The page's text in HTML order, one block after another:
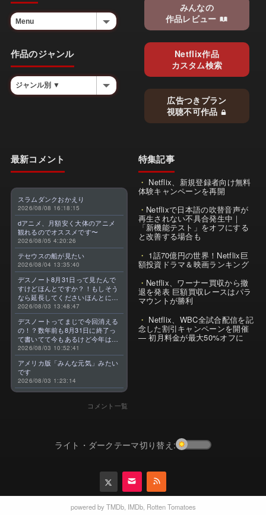
作品のジャンル
みんなの
作品レビュー
Netflix作品
カスタム検索
広告つきプラン
視聴不可作品
最新コメント
スラムダンクおかえり
2026/08/08 16:18:15
dアニメ、月額安く大体のアニメ
観れるのでオススメです〜
2026/08/05 4:20:26
テセウスの船が見たい
2026/08/04 13:35:40
デスノート8月31日って見たんで
すけどほんとですか？！もしそう
なら延長してくださいほんとに大
好きなんです😭
2026/08/03 13:48:47
デスノートってまじで今回消える
の！？数年前も8月31日に終了っ
て書いてて今もあるけど今年はま
じのやつ！？よくわからん！！で
きればなくならないでほしい！平
成アニメを振り返らせてくれっ
っ！！！！！！！
2026/08/03 10:52:41
アメリカ版「みんな元気」みたい
です
2026/08/03 1:23:14
コメント一覧
特集記事
Netflix、新規登録者向け無料
体験キャンペーンを再開
Netflixで日本語の吹替音声が
再生されない不具合発生中｜
「新機能テスト」をオフにする
と改善する場合も
1話70億円の世界！Netflix巨
額投資ドラマ＆映画ランキング
Netflix、ワーナー買収から撤
退を発表 巨額買収レースはパラ
マウントが勝利
Netflix、WBC全試合配信を記
念した割引キャンペーンを開催
— 初月料金が最大50%オフに
ライト・ダークテーマ切り替え:
powered by TMDb, IMDb, Rotten Tomatoes